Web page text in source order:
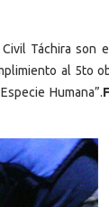
Táchira son
al 5to
Humana”.